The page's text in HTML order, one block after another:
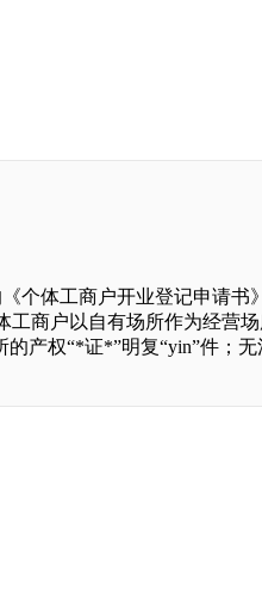
个体工商户开业登记申请书
工商户以自有场所作为经营
产权“*证*”明复“yin”件；